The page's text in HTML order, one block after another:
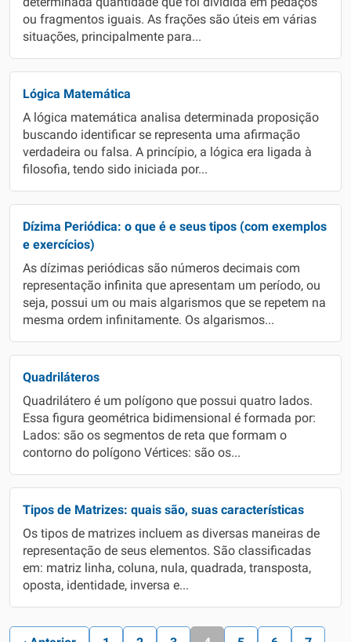
ou fragmentos iguais. As frações são úteis em várias
situações, principalmente para...
Lógica Matemática
A lógica matemática analisa determinada proposição
buscando identificar se representa uma afirmação
verdadeira ou falsa. A princípio, a lógica era ligada à
filosofia, tendo sido iniciada por...
Dízima Periódica: o que é e seus tipos (com exemplos
e exercícios)
As dízimas periódicas são números decimais com
representação infinita que apresentam um período, ou
seja, possui um ou mais algarismos que se repetem na
mesma ordem infinitamente. Os algarismos...
Quadriláteros
Quadrilátero é um polígono que possui quatro lados.
Essa figura geométrica bidimensional é formada por:
Lados: são os segmentos de reta que formam o
contorno do polígono Vértices: são os...
Tipos de Matrizes: quais são, suas características
Os tipos de matrizes incluem as diversas maneiras de
representação de seus elementos. São classificadas
em: matriz linha, coluna, nula, quadrada, transposta,
oposta, identidade, inversa e...